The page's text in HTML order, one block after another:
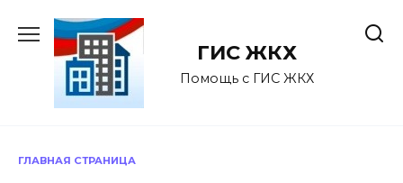
содержанию
ГИС ЖКХ
Помощь с ГИС ЖКХ
ГЛАВНАЯ СТРАНИЦА